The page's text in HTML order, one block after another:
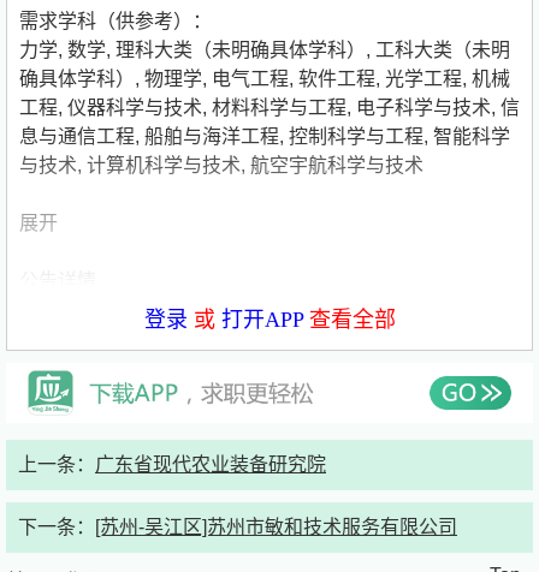
需求学科（供参考）：
力学, 数学, 理科大类（未明确具体学科） , 工科大类（未明
确具体学科） , 物理学, 电气工程, 软件工程, 光学工程, 机械
工程, 仪器科学与技术, 材料科学与工程, 电子科学与技术, 信
息与通信工程, 船舶与海洋工程, 控制科学与工程, 智能科学
与技术, 计算机科学与技术, 航空宇航科学与技术
展开
登录 或 打开APP查看全部
上一条： 广东省现代农业装备研究院
下一条： [苏州-吴江区]苏州市敏和技术服务有限公司